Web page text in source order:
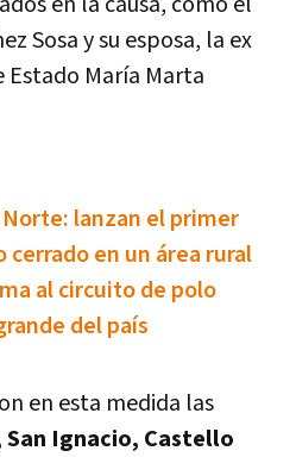
Sosa y su esposa, la ex
Estado María Marta
Norte: lanzan el primer
cerrado en un área rural
al circuito de polo
del país
en esta medida las
San Ignacio, Castello